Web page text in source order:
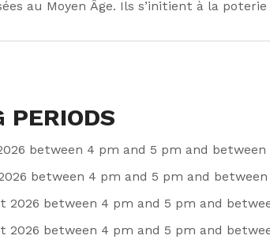
au Moyen Âge. Ils s’initient à la
PERIODS
between 4 pm and 5 pm and between
between 4 pm and 5 pm and
2026 between 4 pm and 5 pm and
2026 between 4 pm and 5 pm and